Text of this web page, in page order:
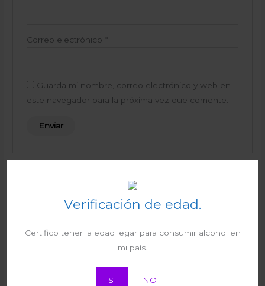
Verificación de edad.
Certifico tener la edad legar para consumir alcohol en
mi país.
SI NO
Correo electrónico *
Guarda mi nombre, correo electrónico y web en
este navegador para la próxima vez que comente.
Productos relacionados